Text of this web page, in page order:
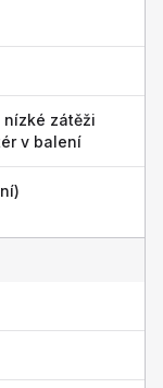
zátěži
v balení